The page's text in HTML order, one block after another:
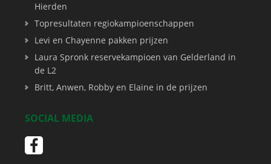
Hierden
Topresultaten regiokampioenschappen
Levi en Chayenne pakken prijzen
Laura Spronk reservekampioen van Gelderland in
de L2
Britt, Anwen, Robby en Elaine in de prijzen
SOCIAL MEDIA